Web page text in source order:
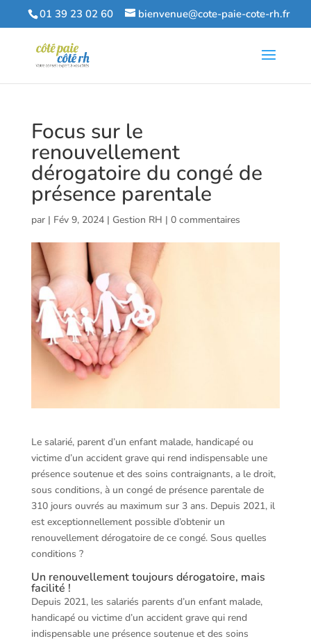
01 39 23 02 60 bienvenue@cote-paie-cote-rh.fr
Focus sur le
renouvellement
dérogatoire du congé de
présence parentale
par | Fév 9, 2024| Gestion RH | 0 commentaires
Le salarié, parent d’un enfant malade, handicapé ou
victime d’un accident grave qui rend indispensable une
présence soutenue et des soins contraignants, a le droit,
sous conditions, à un congé de présence parentale de
310 jours ouvrés au maximum sur 3 ans. Depuis 2021, il
est exceptionnellement possible d’obtenir un
renouvellement dérogatoire de ce congé. Sous quelles
conditions ?
Un renouvellement toujours dérogatoire, mais
facilité !
Depuis 2021, les salariés parents d’un enfant malade,
handicapé ou victime d’un accident grave qui rend
indispensable une présence soutenue et des soins